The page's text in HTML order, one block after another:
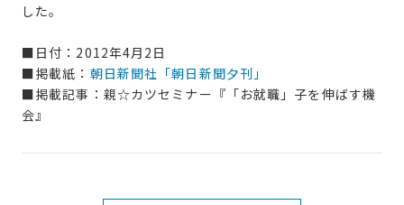
した。
■日付：2012年4月2日
■掲載紙： 朝日新聞社「朝日新聞夕刊」
■掲載記事：親☆カツセミナー『「お就職」子を伸ばす機
会』